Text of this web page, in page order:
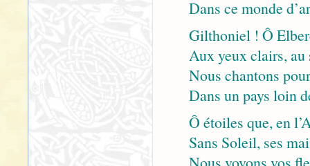
Dans ce monde
Gilthoniel ! Ô
Aux yeux clairs, au
Nous chantons
Dans un pays loin
Ô étoiles que, en
Sans Soleil, ses